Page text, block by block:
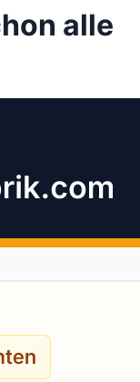
alle